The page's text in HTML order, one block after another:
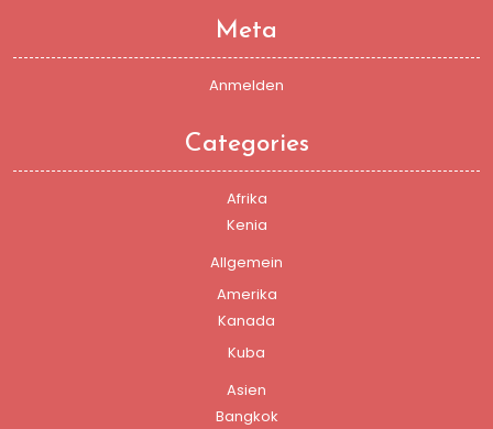
Meta
Anmelden
Categories
Afrika
Kenia
Allgemein
Amerika
Kanada
Kuba
Asien
Bangkok